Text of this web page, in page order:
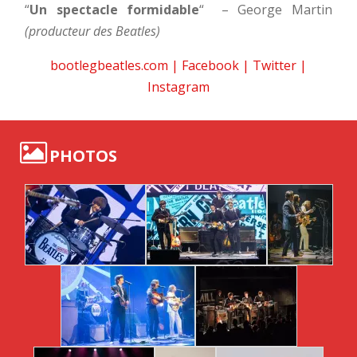
“Un spectacle formidable“
– George Martin
(producteur des Beatles)
bootlegbeatles.com | Facebook | Twitter |
Instagram
PHOTOS